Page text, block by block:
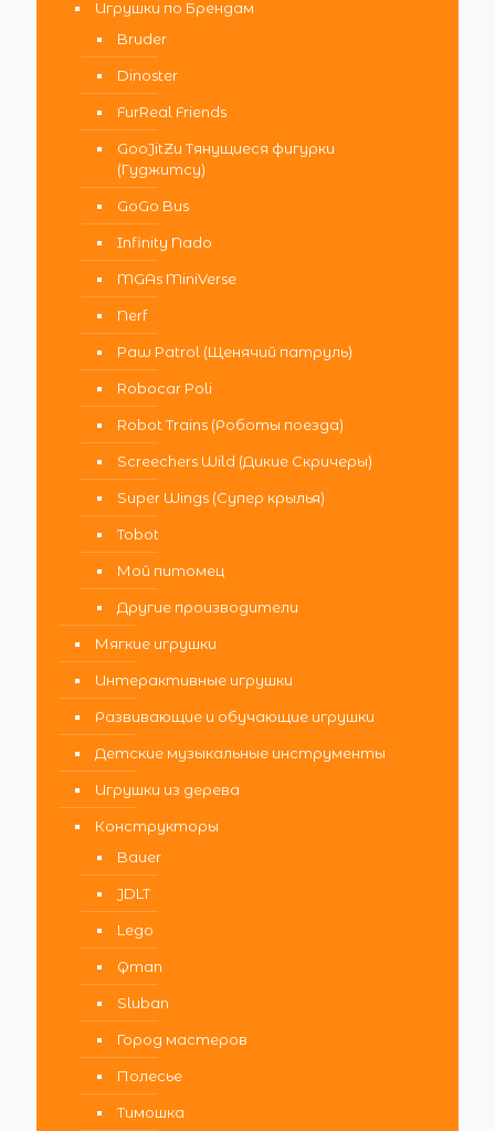
Игрушки по Брендам
Bruder
Dinoster
FurReal Friends
GooJitZu Тянущиеся фигурки
(Гуджитсу)
GoGo Bus
Infinity Nado
MGAs MiniVerse
Nerf
Paw Patrol (Щенячий патруль)
Robocar Poli
Robot Trains (Роботы поезда)
Screechers Wild (Дикие Скричеры)
Super Wings (Супер крылья)
Tobot
Мой питомец
Другие производители
Мягкие игрушки
Интерактивные игрушки
Развивающие и обучающие игрушки
Детские музыкальные инструменты
Игрушки из дерева
Конструкторы
Bauer
JDLT
Lego
Qman
Sluban
Город мастеров
Полесье
Тимошка